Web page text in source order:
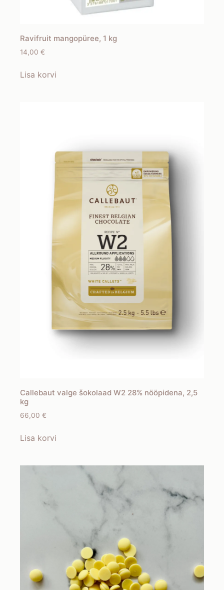
Ravifruit mangopüree, 1 kg
14,00 €
Lisa korvi
Callebaut valge šokolaad W2 28% nööpidena, 2,5
kg
66,00 €
Lisa korvi